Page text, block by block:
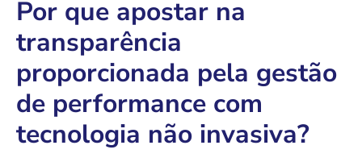
Por que apostar na
transparência
proporcionada pela gestão
de performance com
tecnologia não invasiva?